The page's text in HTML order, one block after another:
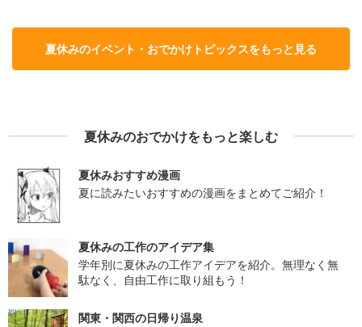
夏休みのイベント・おでかけトピックスをもっと見る
夏休みのおでかけをもっと楽しむ
夏休みおすすめ漫画
夏に読みたいおすすめの漫画をまとめてご紹介！
夏休みの工作のアイデア集
学年別に夏休みの工作アイデアを紹介。無理なく無
駄なく、自由工作に取り組もう！
関東・関西の日帰り温泉